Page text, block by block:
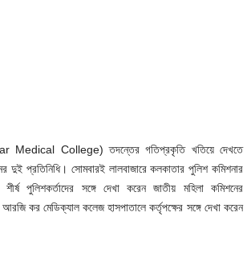
Medical College) তদন্তের গতিপ্রকৃতি খতিয়ে দেখতে
দুই প্রতিনিধি। সোমবারই লালবাজারে কলকাতার পুলিশ কমিশনার
পুলিশকর্তাদের সঙ্গে দেখা করেন জাতীয় মহিলা কমিশনের
কর মেডিক্যাল কলেজ হাসপাতালে কর্তৃপক্ষের সঙ্গে দেখা করেন